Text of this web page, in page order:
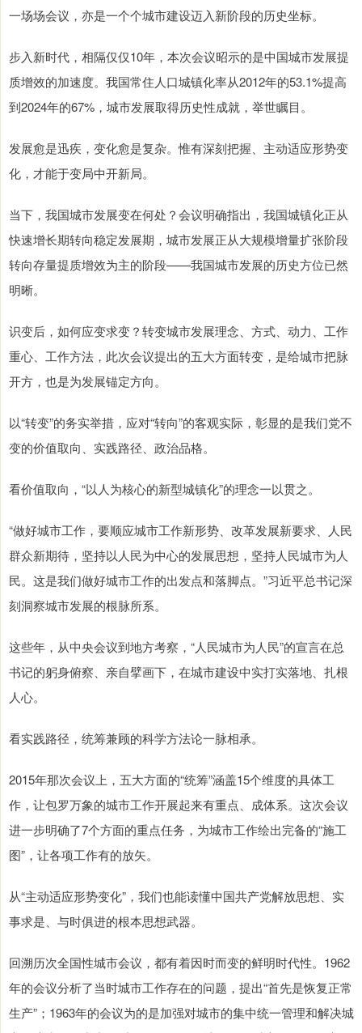
一场场会议，亦是一个个城市建设迈入新阶段的历史坐标。
步入新时代，相隔仅仅10年，本次会议昭示的是中国城市发展提
质增效的加速度。我国常住人口城镇化率从2012年的53.1%提高
到2024年的67%，城市发展取得历史性成就，举世瞩目。
发展愈是迅疾，变化愈是复杂。惟有深刻把握、主动适应形势变
化，才能于变局中开新局。
当下，我国城市发展变在何处？会议明确指出，我国城镇化正从
快速增长期转向稳定发展期，城市发展正从大规模增量扩张阶段
转向存量提质增效为主的阶段——我国城市发展的历史方位已然
明晰。
识变后，如何应变求变？转变城市发展理念、方式、动力、工作
重心、工作方法，此次会议提出的五大方面转变，是给城市把脉
开方，也是为发展锚定方向。
以“转变”的务实举措，应对“转向”的客观实际，彰显的是我们党不
变的价值取向、实践路径、政治品格。
看价值取向，“以人为核心的新型城镇化”的理念一以贯之。
“做好城市工作，要顺应城市工作新形势、改革发展新要求、人民
群众新期待，坚持以人民为中心的发展思想，坚持人民城市为人
民。这是我们做好城市工作的出发点和落脚点。”习近平总书记深
刻洞察城市发展的根脉所系。
这些年，从中央会议到地方考察，“人民城市为人民”的宣言在总
书记的躬身俯察、亲自擘画下，在城市建设中实打实落地、扎根
人心。
看实践路径，统筹兼顾的科学方法论一脉相承。
2015年那次会议上，五大方面的“统筹”涵盖15个维度的具体工
作，让包罗万象的城市工作开展起来有重点、成体系。这次会议
进一步明确了7个方面的重点任务，为城市工作绘出完备的“施工
图”，让各项工作有的放矢。
从“主动适应形势变化”，我们也能读懂中国共产党解放思想、实
事求是、与时俱进的根本思想武器。
回溯历次全国性城市会议，都有着因时而变的鲜明时代性。1962
年的会议分析了当时城市工作存在的问题，提出“首先是恢复正常
生产”；1963年的会议为的是加强对城市的集中统一管理和解决城